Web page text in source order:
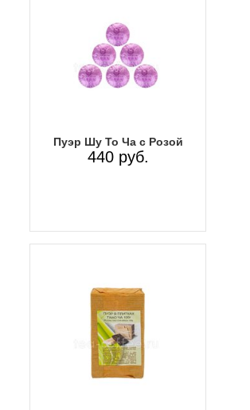
Пуэр Шу То Ча с Розой
440 руб.